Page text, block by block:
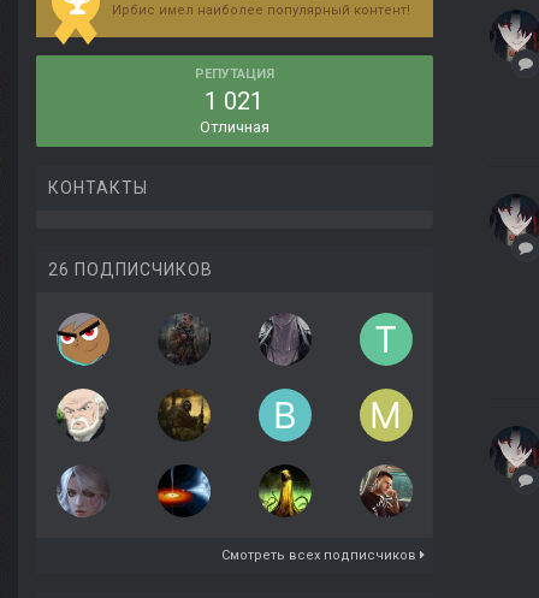
Ирбис имел наиболее популярный контент!
РЕПУТАЦИЯ
1 021
Отличная
КОНТАКТЫ
26 ПОДПИСЧИКОВ
Смотреть всех подписчиков